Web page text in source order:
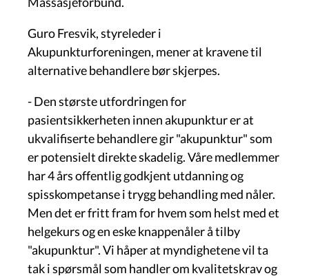
Guro Fresvik, styreleder i
Akupunkturforeningen, mener at kravene til
alternative behandlere bør skjerpes.
- Den største utfordringen for
pasientsikkerheten innen akupunktur er at
ukvalifiserte behandlere gir "akupunktur" som
er potensielt direkte skadelig. Våre medlemmer
har 4 års offentlig godkjent utdanning og
spisskompetanse i trygg behandling med nåler.
Men det er fritt fram for hvem som helst med et
helgekurs og en eske knappenåler å tilby
"akupunktur". Vi håper at myndighetene vil ta
tak i spørsmål som handler om kvalitetskrav og